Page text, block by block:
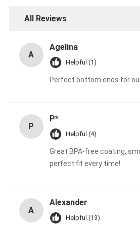
All Reviews
A
Agelina
Helpful (1)
Perfect bottom ends for
P
P*
Helpful (4)
Great BPA-free coating,
perfect fit every time!
A
Alexander
Helpful (13)